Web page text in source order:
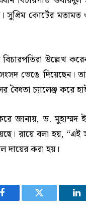
সুপ্রিম কোর্টের
উল্লেখ
ভেঙে দিয়েছেন। তাই
বৈধতা চ্যালেঞ্জ করে
জানায়, ড. মুহাম্মদ
রায়ে বলা হয়, “এই
দায়ের করা হয়।
Facebook Twitter